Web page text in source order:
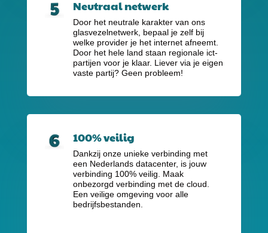
Neutraal netwerk
Door het neutrale karakter van ons
glasvezelnetwerk, bepaal je zelf bij
welke provider je het internet afneemt.
Door het hele land staan regionale ict-
partijen voor je klaar. Liever via je eigen
vaste partij? Geen probleem!
100% veilig
Dankzij onze unieke verbinding met
een Nederlands datacenter, is jouw
verbinding 100% veilig. Maak
onbezorgd verbinding met de cloud.
Een veilige omgeving voor alle
bedrijfsbestanden.